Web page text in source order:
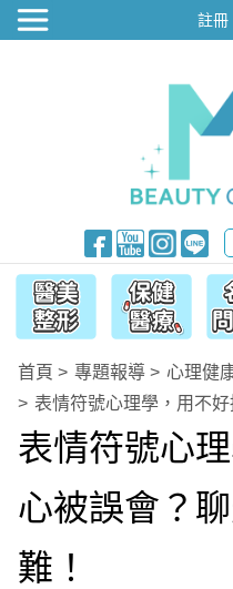
醫美整形 註冊
首頁 專題報導
心理健
表情符號心理學，用不
表情符號心
心被誤會？
難！